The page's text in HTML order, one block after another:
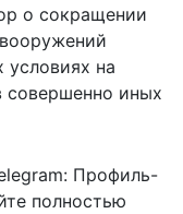
о сокращении
условиях на
совершенно иных
Профиль-
полностью